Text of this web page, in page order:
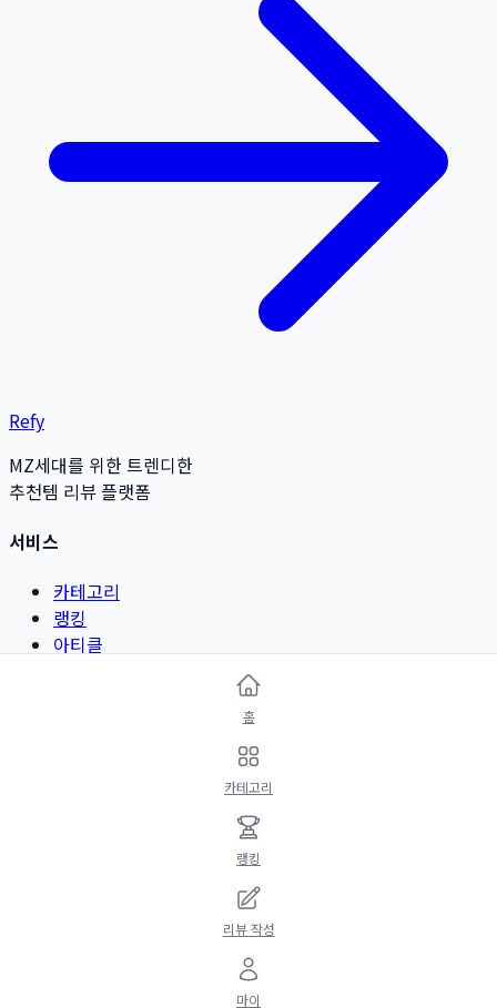
Refy
MZ세대를 위한 트렌디한
추천템 리뷰 플랫폼
서비스
카테고리
랭킹
아티클
Refy. All rights reserved.
홈
카테고리
랭킹
리뷰 작성
마이